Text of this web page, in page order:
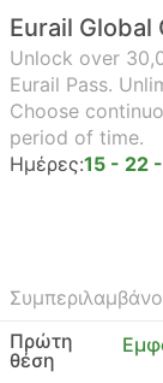
Eurail Global
Unlock over
Eurail Pass.
Choose
period of time.
Ημέρες:15 - 22
Πρώτη
θέση